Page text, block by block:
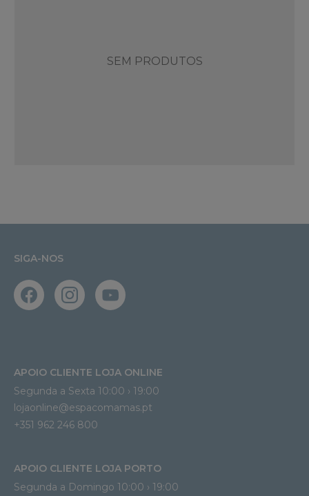
SEM PRODUTOS
SIGA-NOS
APOIO CLIENTE LOJA ONLINE
Segunda a Sexta 10:00 › 19:00
lojaonline@espacomamas.pt
+351 962 246 800
APOIO CLIENTE LOJA PORTO
Segunda a Domingo 10:00 › 19:00